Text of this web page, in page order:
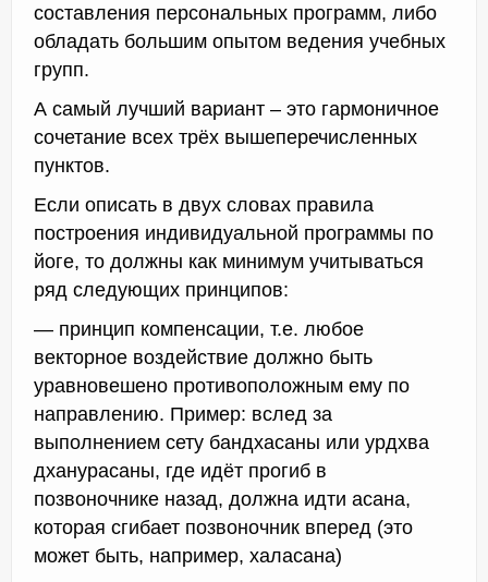
составления персональных программ, либо
обладать большим опытом ведения учебных
групп.
А самый лучший вариант – это гармоничное
сочетание всех трёх вышеперечисленных
пунктов.
Если описать в двух словах правила
построения индивидуальной программы по
йоге, то должны как минимум учитываться
ряд следующих принципов:
— принцип компенсации, т.е. любое
векторное воздействие должно быть
уравновешено противоположным ему по
направлению. Пример: вслед за
выполнением сету бандхасаны или урдхва
дханурасаны, где идёт прогиб в
позвоночнике назад, должна идти асана,
которая сгибает позвоночник вперед (это
может быть, например, халасана)